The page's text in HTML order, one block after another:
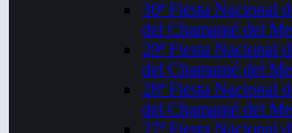
30ª Fiesta Nacional
del Chamamé del
29ª Fiesta Nacional
del Chamamé del
28ª Fiesta Nacional
del Chamamé del
27ª Fiesta Nacional